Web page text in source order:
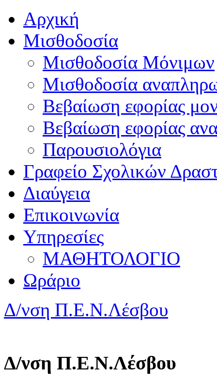
Αρχική
Μισθοδοσία
Μισθοδοσία Μόνιμων
Μισθοδοσία
Βεβαίωση εφορίας
Βεβαίωση εφορίας
Παρουσιολόγια
Γραφείο Σχολικών
Διαύγεια
Επικοινωνία
Υπηρεσίες
ΜΑΘΗΤΟΛΟΓΙΟ
Ωράριο
Δ/νση Π.Ε.Ν.Λέσβου
Δ/νση Π.Ε.Ν.Λέσβου